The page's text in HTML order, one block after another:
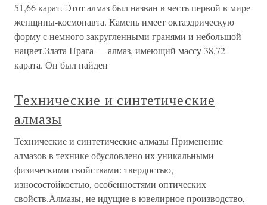
51,66 карат. Этот алмаз был назван в честь первой в мире
женщины-космонавта. Камень имеет октаэдрическую
форму с немного закругленными гранями и небольшой
нацвет.Злата Прага — алмаз, имеющий массу 38,72
карата. Он был найден
Технические и синтетические
алмазы
Технические и синтетические алмазы Применение
алмазов в технике обусловлено их уникальными
физическими свойствами: твердостью,
износостойкостью, особенностями оптических
свойств.Алмазы, не идущие в ювелирное производство,